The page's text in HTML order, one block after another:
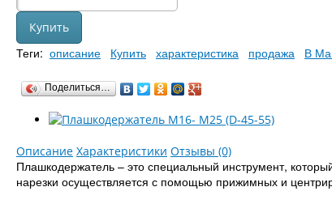
Теги: описание Купить характеристика продажа В
Поделиться…
Описание Характеристики Отзывы (0)
Плашкодержатель – это специальный инструмент,
нарезки осуществляется с помощью прижимных и